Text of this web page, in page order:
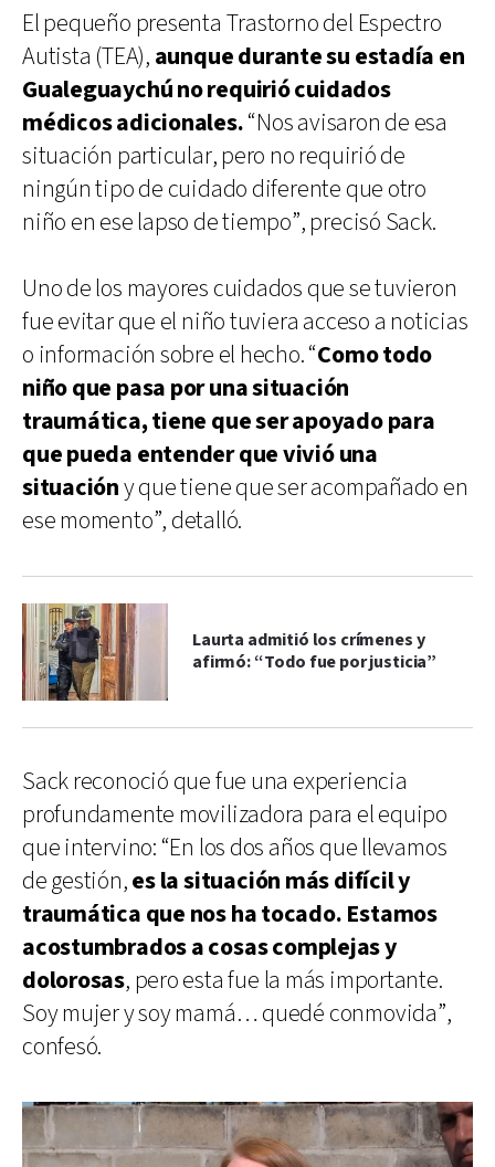
El pequeño presenta Trastorno del Espectro
Autista (TEA), aunque durante su estadía en
Gualeguaychú no requirió cuidados
médicos adicionales.“Nos avisaron de esa
situación particular, pero no requirió de
ningún tipo de cuidado diferente que otro
niño en ese lapso de tiempo”, precisó Sack.
Uno de los mayores cuidados que se tuvieron
fue evitar que el niño tuviera acceso a noticias
o información sobre el hecho. “Como todo
niño que pasa por una situación
traumática, tiene que ser apoyado para
que pueda entender que vivió una
situacióny que tiene que ser acompañado en
ese momento”, detalló.
Laurta admitió los crímenes y
afirmó: “Todo fue por justicia”
Sack reconoció que fue una experiencia
profundamente movilizadora para el equipo
que intervino: “En los dos años que llevamos
de gestión,es la situación más difícil y
traumática que nos ha tocado. Estamos
acostumbrados a cosas complejas y
dolorosas, pero esta fue la más importante.
Soy mujer y soy mamá… quedé conmovida”,
confesó.